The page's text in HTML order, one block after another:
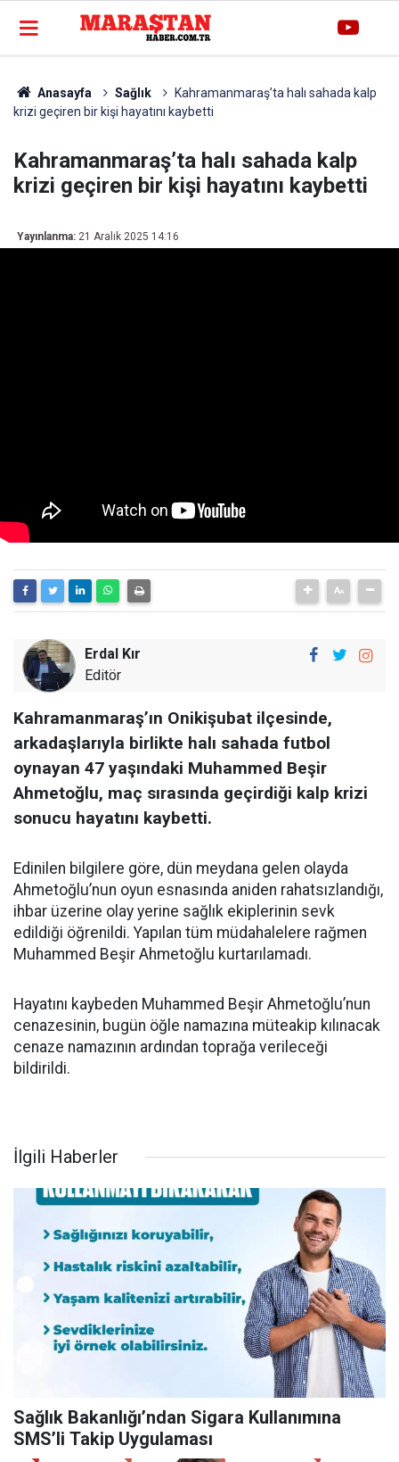
Anasayfa Sağlık
Kahramanmaraş’ta halı sahada kalp
krizi geçiren bir kişi hayatını kaybetti
Kahramanmaraş’ta halı sahada kalp
krizi geçiren bir kişi hayatını kaybetti
Yayınlanma: 21 Aralık 2025 14:16
Erdal Kır
Editör
Kahramanmaraş’ın Onikişubat ilçesinde,
arkadaşlarıyla birlikte halı sahada futbol
oynayan 47 yaşındaki Muhammed Beşir
Ahmetoğlu, maç sırasında geçirdiği kalp krizi
sonucu hayatını kaybetti.
Edinilen bilgilere göre, dün meydana gelen olayda
Ahmetoğlu’nun oyun esnasında aniden rahatsızlandığı,
ihbar üzerine olay yerine sağlık ekiplerinin sevk
edildiği öğrenildi. Yapılan tüm müdahalelere rağmen
Muhammed Beşir Ahmetoğlu kurtarılamadı.
Hayatını kaybeden Muhammed Beşir Ahmetoğlu’nun
cenazesinin, bugün öğle namazına müteakip kılınacak
cenaze namazının ardından toprağa verileceği
bildirildi.
İlgili Haberler
Sağlık Bakanlığı’ndan Sigara Kullanımına
SMS’li Takip Uygulaması